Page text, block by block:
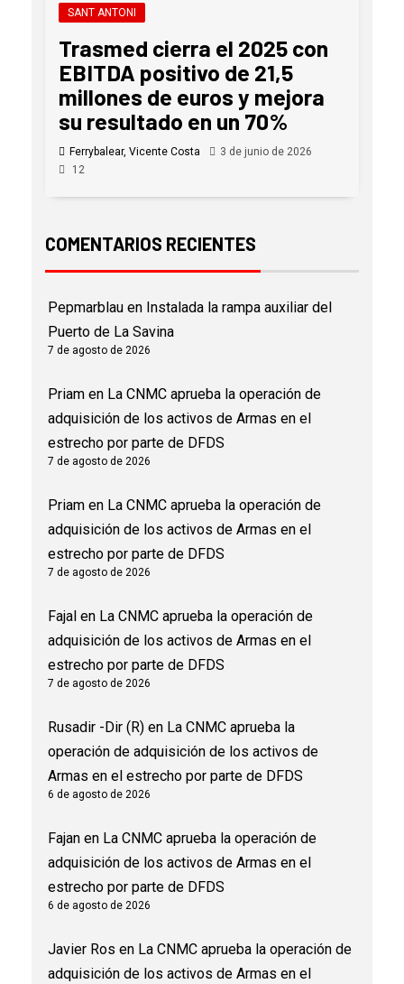
SANT ANTONI
Trasmed cierra el 2025 con
EBITDA positivo de 21,5
millones de euros y mejora
su resultado en un 70%
Ferrybalear, Vicente Costa
3 de junio de 2026
12
COMENTARIOS RECIENTES
Pepmarblau en Instalada la rampa auxiliar del
Puerto de La Savina
7 de agosto de 2026
Priam en La CNMC aprueba la operación de
adquisición de los activos de Armas en el
estrecho por parte de DFDS
7 de agosto de 2026
Priam en La CNMC aprueba la operación de
adquisición de los activos de Armas en el
estrecho por parte de DFDS
7 de agosto de 2026
Fajal en La CNMC aprueba la operación de
adquisición de los activos de Armas en el
estrecho por parte de DFDS
7 de agosto de 2026
Rusadir -Dir (R) en La CNMC aprueba la
operación de adquisición de los activos de
Armas en el estrecho por parte de DFDS
6 de agosto de 2026
Fajan en La CNMC aprueba la operación de
adquisición de los activos de Armas en el
estrecho por parte de DFDS
6 de agosto de 2026
Javier Ros en La CNMC aprueba la operación de
adquisición de los activos de Armas en el